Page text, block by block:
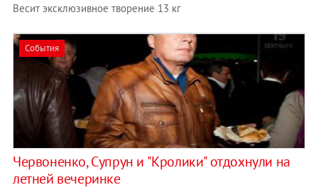
Весит эксклюзивное творение 13 кг
События
Червоненко, Супрун и "Кролики" отдохнули на
летней вечеринке